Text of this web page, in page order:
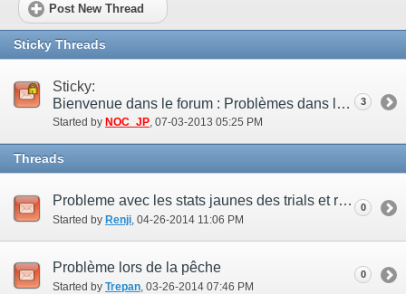
Post New Thread
Sticky Threads
Sticky:
Bienvenue dans le forum : Problèmes dans le jeu !
Started by NOC_JP‎, 07-03-2013 05:25 PM
3
Threads
Probleme avec les stats jaunes des trials et relic +2
Started by Renji ‎, 04-26-2014 11:06 PM
0
Problème lors de la pêche
Started by Trepan‎, 03-26-2014 07:46 PM
0